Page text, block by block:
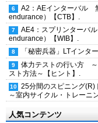
A2：AEインターバル
endurance）【CTB】.
AE4：スプリンターバ
endurance）【WIB】.
「秘密兵器」LTインタ
体力テストの行い方 ～
スト方法～【ヒント】.
25分間のスピニング
～室内サイクル・トレーニ
人気コンテンツ